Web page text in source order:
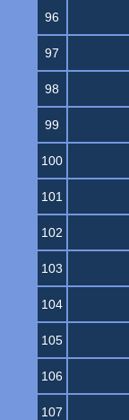
96
97
98
99
100
101
102
103
104
105
106
107